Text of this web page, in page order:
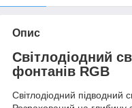
Опис
Світлодіодний
фонтанів RGB
Світлодіодний підводний